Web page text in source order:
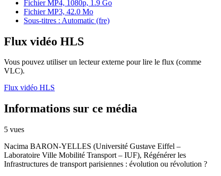
Fichier MP4, 1080p, 1.9 Go
Fichier MP3, 42.0 Mo
Sous-titres : Automatic (fre)
Flux vidéo HLS
Vous pouvez utiliser un lecteur externe pour lire le flux (comme
VLC).
Flux vidéo HLS
Informations sur ce média
5 vues
Nacima BARON-YELLES (Université Gustave Eiffel –
Laboratoire Ville Mobilité Transport – IUF), Régénérer les
Infrastructures de transport parisiennes : évolution ou révolution ?